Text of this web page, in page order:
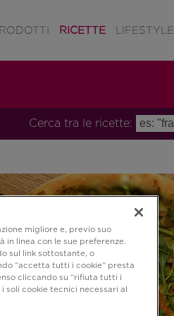
RICETTE LIFESTYLE
Cerca tra le ricette:
migliore e, previo suo
linea con le sue preferenze.
sul link sottostante, o
“accetta tutti i cookie” presta
cliccando su “rifiuta tutti i
soli cookie tecnici necessari al